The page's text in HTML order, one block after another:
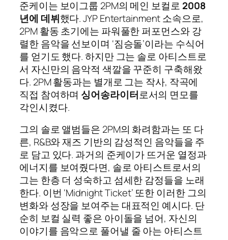
준케이는 보이그룹 2PM의 메인 보컬로 2008
년에 데뷔했다. JYP Entertainment 소속으로,
2PM 활동 초기에는 파워풀한 퍼포먼스와 강
렬한 음악을 선보이며 ‘짐승돌’이라는 수식어
를 얻기도 했다. 하지만 그는 솔로 아티스트로
서 자신만의 음악적 색깔을 꾸준히 구축해왔
다. 2PM 활동과는 별개로 그는 작사, 작곡에
직접 참여하며 싱어송라이터로서의 면모를
각인시켰다.
그의 솔로 앨범들은 2PM의 화려함과는 또 다
른, R&B와 재즈 기반의 감성적인 음악들을 주
로 담고 있다. 과거의 준케이가 뜨거운 열정과
에너지를 보여줬다면, 솔로 아티스트로서의
그는 한층 더 성숙하고 섬세한 감정들을 노래
한다. 이번 ‘Midnight Ticket’ 또한 이러한 그의
변화와 성장을 보여주는 대표적인 예시다. 단
순히 보컬 실력 좋은 아이돌을 넘어, 자신의
이야기를 음악으로 풀어낼 줄 아는 아티스트